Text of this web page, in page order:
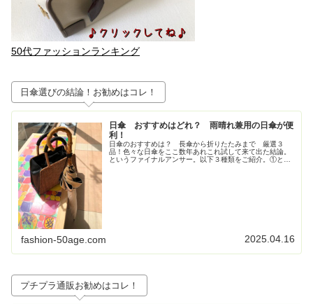
50代ファッションランキング
日傘選びの結論！お勧めはコレ！
日傘 おすすめはどれ？ 雨晴れ兼用の日傘が便
利！
日傘のおすすめは？ 長傘から折りたたみまで 厳選３
品！色々な日傘をここ数年あれこれ試して来て出た結論。
というファイナルアンサー。以下３種類をご紹介。①とに
fashion-50age.com 2025.04.16
プチプラ通販お勧めはコレ！